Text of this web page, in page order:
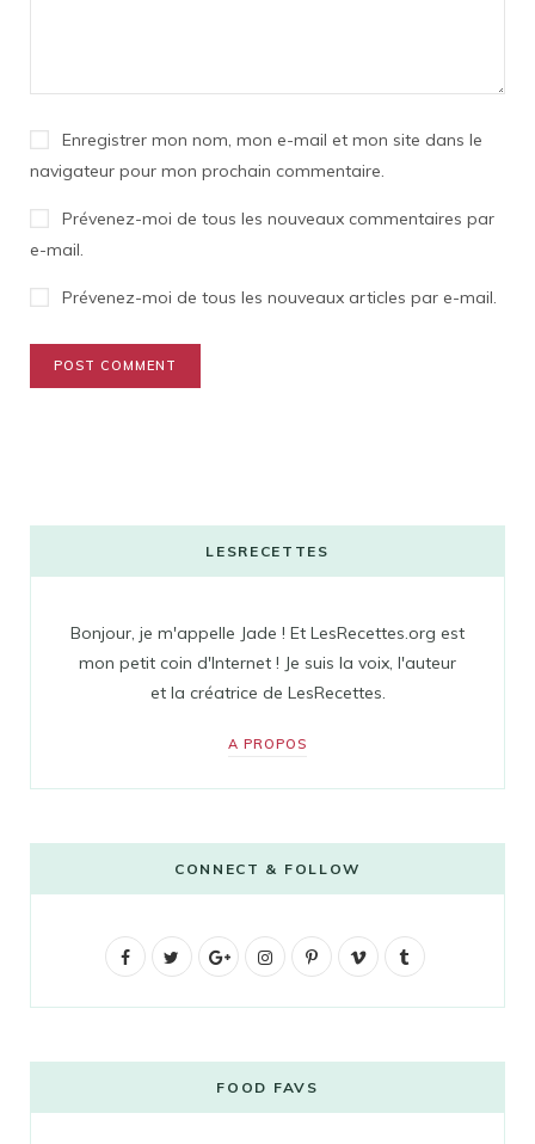
Enregistrer mon nom, mon e-mail et mon site dans le
navigateur pour mon prochain commentaire.
Prévenez-moi de tous les nouveaux commentaires par
e-mail.
Prévenez-moi de tous les nouveaux articles par e-mail.
LESRECETTES
Bonjour, je m'appelle Jade ! Et LesRecettes.org est
mon petit coin d'Internet ! Je suis la voix, l'auteur
et la créatrice de LesRecettes.
A PROPOS
CONNECT & FOLLOW
F
b
t
G
g
l
I
t
a
P
e
V
o
l
FOOD FAVS